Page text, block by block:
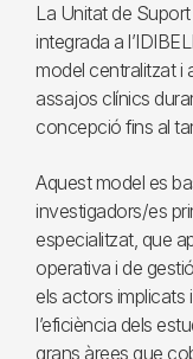
La Unitat de
integrada a
model centralitzat i
assajos clínics
concepció fins al
Aquest model es
investigadors/es
especialitzat, que
operativa i de
els actors implicats
l’eficiència dels
grans àrees que